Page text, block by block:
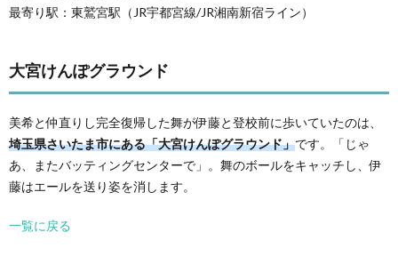
最寄り駅：東鷲宮駅（JR宇都宮線/JR湘南新宿ライン）
大宮けんぽグラウンド
美希と仲直りし完全復帰した舞が伊藤と登校前に歩いていたのは、
埼玉県さいたま市にある「大宮けんぽグラウンド」です。「じゃ
あ、またバッティングセンターで」。舞のボールをキャッチし、伊
藤はエールを送り姿を消します。
一覧に戻る